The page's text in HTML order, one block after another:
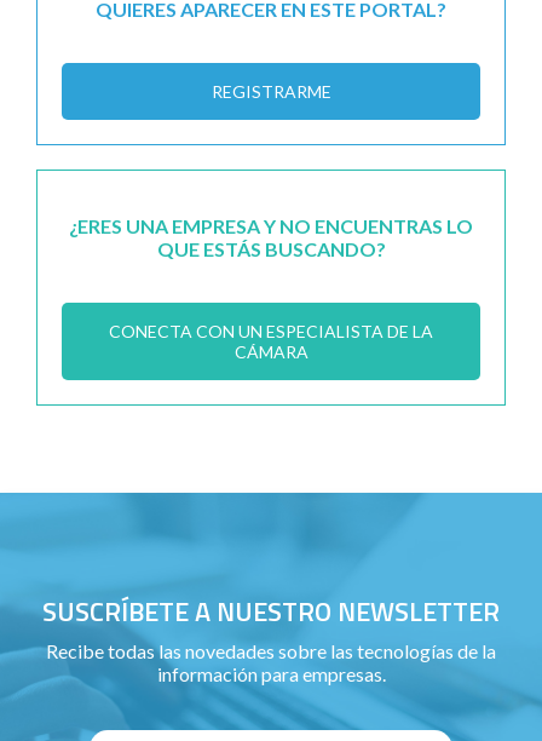
QUIERES APARECER EN ESTE PORTAL?
REGISTRARME
¿ERES UNA EMPRESA Y NO ENCUENTRAS LO
QUE ESTÁS BUSCANDO?
CONECTA CON UN ESPECIALISTA DE LA
CÁMARA
SUSCRÍBETE A NUESTRO NEWSLETTER
Recibe todas las novedades sobre las tecnologías de la
información para empresas.